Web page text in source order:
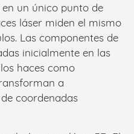
un único punto de
láser miden el mismo
Las componentes de
inicialmente en las
haces como
a
coordenadas